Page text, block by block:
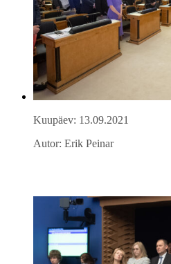
Kuupäev: 13.09.2021
Autor: Erik Peinar